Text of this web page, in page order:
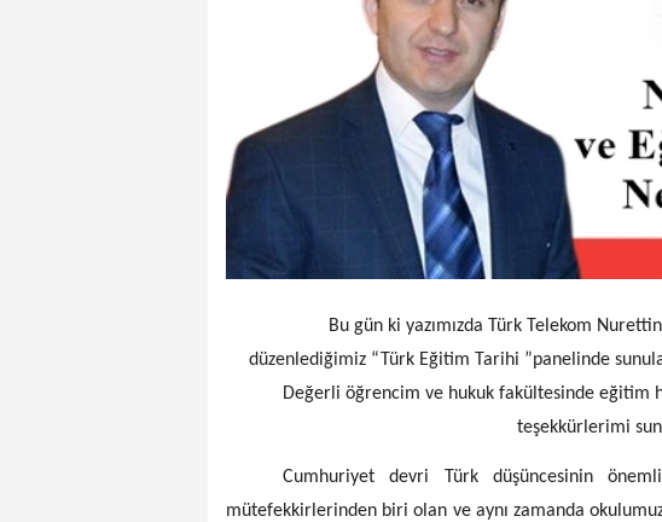
Bu gün ki yazımızda Türk Telekom Nurettin
düzenlediğimiz “Türk Eğitim Tarihi ”panelinde
Değerli öğrencim ve hukuk fakültesinde eğitim
teşekkürlerimi
Cumhuriyet devri Türk düşüncesinin
mütefekkirlerinden biri olan ve aynı zamanda